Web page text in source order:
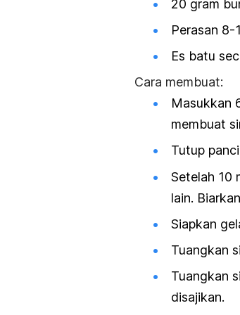
20 gram
Perasan 8-
Es batu
Cara membuat:
Masukkan
membuat
Tutup
Setelah 10
lain.
Siapkan
Tuangkan
Tuangkan
disajikan.